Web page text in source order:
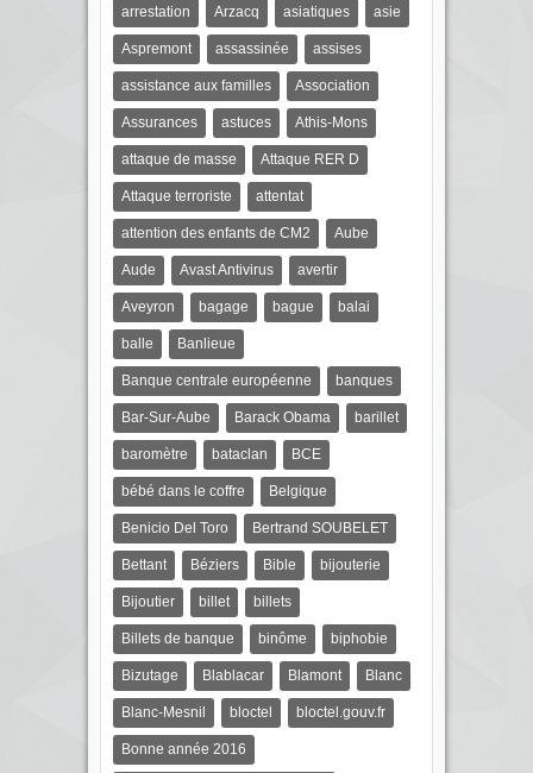
arrestation Arzacq asiatiques asie
Aspremont assassinée assises
assistance aux familles Association
Assurances astuces Athis-Mons
attaque de masse Attaque RER D
Attaque terroriste attentat
attention des enfants de CM2 Aube
Aude Avast Antivirus avertir
Aveyron bagage bague balai
balle Banlieue
Banque centrale européenne banques
Bar-Sur-Aube Barack Obama barillet
baromètre bataclan BCE
bébé dans le coffre Belgique
Benicio Del Toro Bertrand SOUBELET
Bettant Béziers Bible bijouterie
Bijoutier billet billets
Billets de banque binôme biphobie
Bizutage Blablacar Blamont Blanc
Blanc-Mesnil bloctel bloctel.gouv.fr
Bonne année 2016